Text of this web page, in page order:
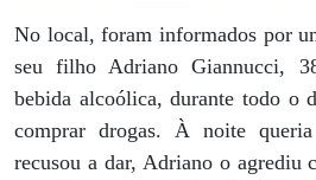
No local, foram informados por
seu filho Adriano Giannucci,
bebida alcoólica, durante todo o
comprar drogas. À noite
recusou a dar, Adriano o agrediu